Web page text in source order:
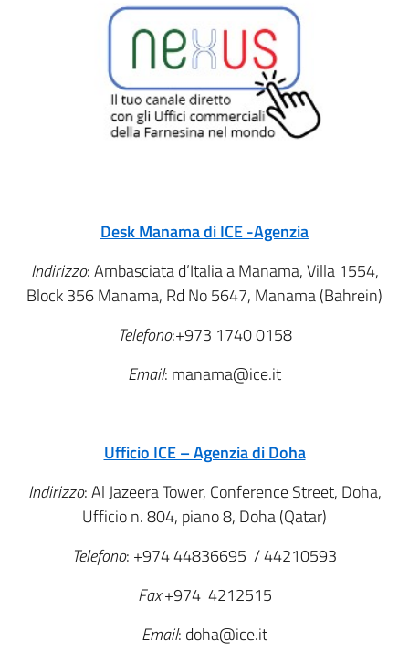
DeskManama diICE -Agenzia
Indirizzo: Ambasciata d’Italia a Manama, Villa 1554,
Block 356 Manama, Rd No 5647, Manama (Bahrein)
Telefono:+973 1740 0158
Email: manama@ice.it
Ufficio ICE – Agenzia di Doha
Indirizzo: Al Jazeera Tower, Conference Street, Doha,
Ufficio n. 804, piano 8, Doha (Qatar)
Telefono: +974 44836695 / 44210593
Fax+974 4212515
Email: doha@ice.it